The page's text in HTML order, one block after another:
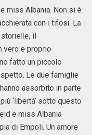
miss Albania. Non si è
con i tifosi. La
il
vero e proprio
fatto un piccolo
Le due famiglie
assorbito in parte
‘libertà’ sotto questo
e miss Albania
di Empoli. Un amore